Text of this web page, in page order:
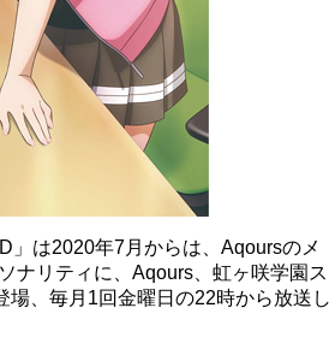
」は2020年7月からは、Aqoursのメ
ナリティに、Aqours、虹ヶ咲学園ス
、毎月1回金曜日の22時から放送し